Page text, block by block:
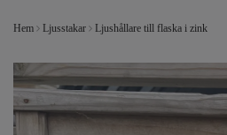
Hem Ljusstakar Ljushållare till flaska i zink